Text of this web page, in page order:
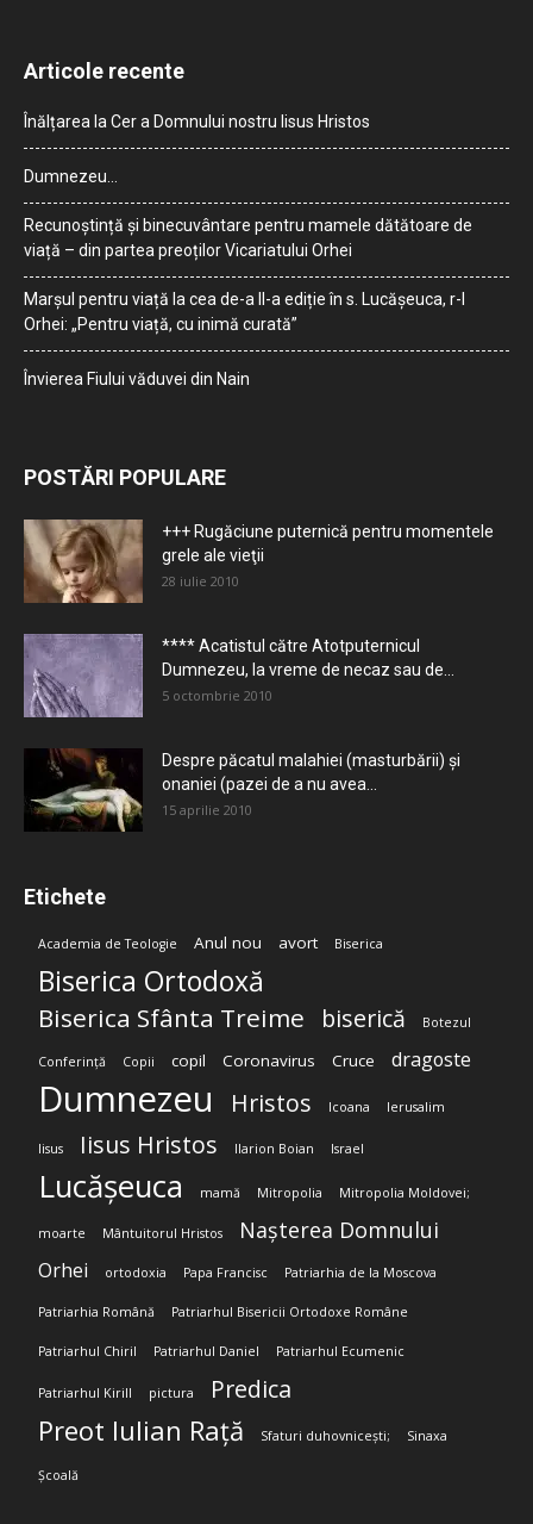
Articole recente
Înălțarea la Cer a Domnului nostru Iisus Hristos
Dumnezeu…
Recunoștință și binecuvântare pentru mamele dătătoare de
viață – din partea preoților Vicariatului Orhei
Marșul pentru viață la cea de-a II-a ediție în s. Lucășeuca, r-l
Orhei: „Pentru viață, cu inimă curată”
Învierea Fiului văduvei din Nain
POSTĂRI POPULARE
+++ Rugăciune puternică pentru momentele
grele ale vieţii
28 iulie 2010
**** Acatistul către Atotputernicul
Dumnezeu, la vreme de necaz sau de...
5 octombrie 2010
Despre păcatul malahiei (masturbării) şi
onaniei (pazei de a nu avea...
15 aprilie 2010
Etichete
Academia de Teologie Anul nou avort Biserica
Biserica Ortodoxă
Biserica Sfânta Treime biserică Botezul
Conferință Copii copil Coronavirus Cruce dragoste
Dumnezeu Hristos Icoana Ierusalim
Iisus Iisus Hristos Ilarion Boian Israel
Lucășeuca mamă Mitropolia Mitropolia Moldovei;
moarte Mântuitorul Hristos Nașterea Domnului
Orhei ortodoxia Papa Francisc Patriarhia de la Moscova
Patriarhia Română Patriarhul Bisericii Ortodoxe Române
Patriarhul Chiril Patriarhul Daniel Patriarhul Ecumenic
Patriarhul Kirill pictura Predica
Preot Iulian Rață Sfaturi duhovnicești; Sinaxa
Școală